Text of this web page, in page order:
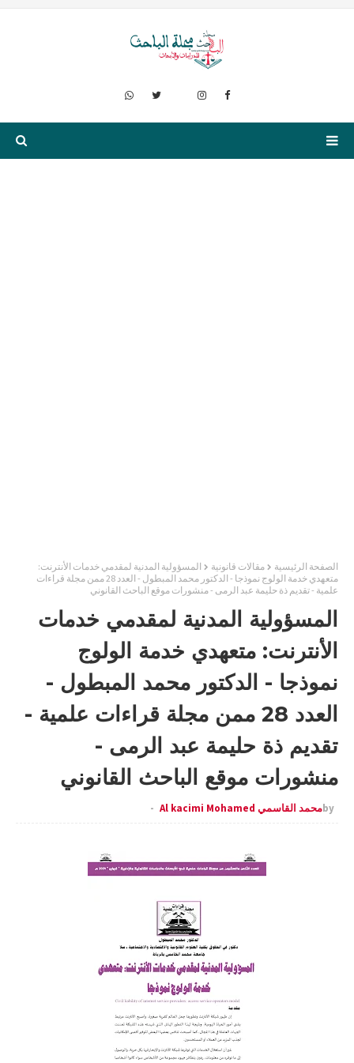
الصفحة الرئيسية مقالات قانونية
المسؤولية المدنية لمقدمي خدمات الأنترنت:
متعهدي خدمة الولوج نموذجا - الدكتور محمد المبطول - العدد 28 ممن مجلة قراءات
علمية - تقديم ذة حليمة عبد الرمى - منشورات موقع الباحث القانوني
المسؤولية المدنية لمقدمي خدمات
الأنترنت: متعهدي خدمة الولوج
نموذجا - الدكتور محمد المبطول -
العدد 28 ممن مجلة قراءات علمية -
تقديم ذة حليمة عبد الرمى -
منشورات موقع الباحث القانوني
byمحمد القاسمي Al kacimi Mohamed